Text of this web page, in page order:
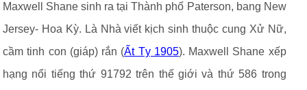
Maxwell Shane sinh ra tại Thành phố Paterson, bang New
Jersey- Hoa Kỳ. Là Nhà viết kịch sinh thuộc cung Xử Nữ,
cầm tinh con (giáp) rắn (Ất Tỵ 1905). Maxwell Shane xếp
hạng nổi tiếng thứ 91792 trên thế giới và thứ 586 trong